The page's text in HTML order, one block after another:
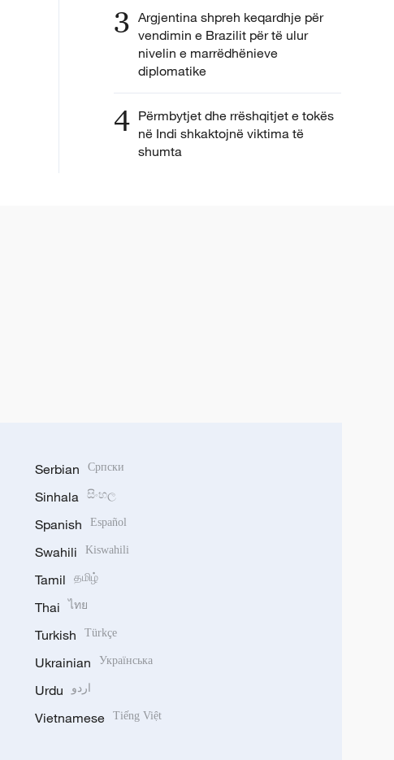
3 Argjentina shpreh keqardhje për
vendimin e Brazilit për të ulur
nivelin e marrëdhënieve
diplomatike
4 Përmbytjet dhe rrëshqitjet e tokës
në Indi shkaktojnë viktima të
shumta
Serbian Српски
Sinhala සිංහල
Spanish Español
Swahili Kiswahili
Tamil தமிழ்
Thai ไทย
Turkish Türkçe
Ukrainian Українська
Urdu اردو
Vietnamese Tiếng Việt